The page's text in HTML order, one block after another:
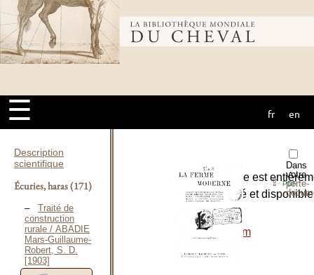
Bibliothèque
mondiale du
cheval
☰ fr en
Description
scientifique
Écuries, haras(171)
Traité de
construction
rurale / ABADIE
Mars-Guillaume-
Robert, S. D.
[1903]
Dans
votre
porte-
⇪PDF
L’ouvrage est
numérisé et
le site :
Cnum